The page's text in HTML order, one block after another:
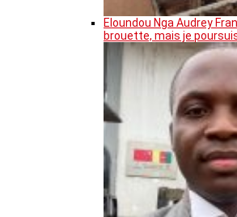
Eloundou Nga Audrey
brouette, mais je